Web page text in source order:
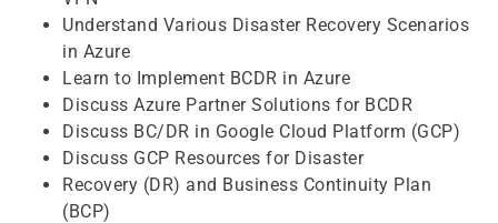
Understand Various Disaster Recovery Scenarios
in Azure
Learn to Implement BCDR in Azure
Discuss Azure Partner Solutions for BCDR
Discuss BC/DR in Google Cloud Platform (GCP)
Discuss GCP Resources for Disaster
Recovery (DR) and Business Continuity Plan
(BCP)